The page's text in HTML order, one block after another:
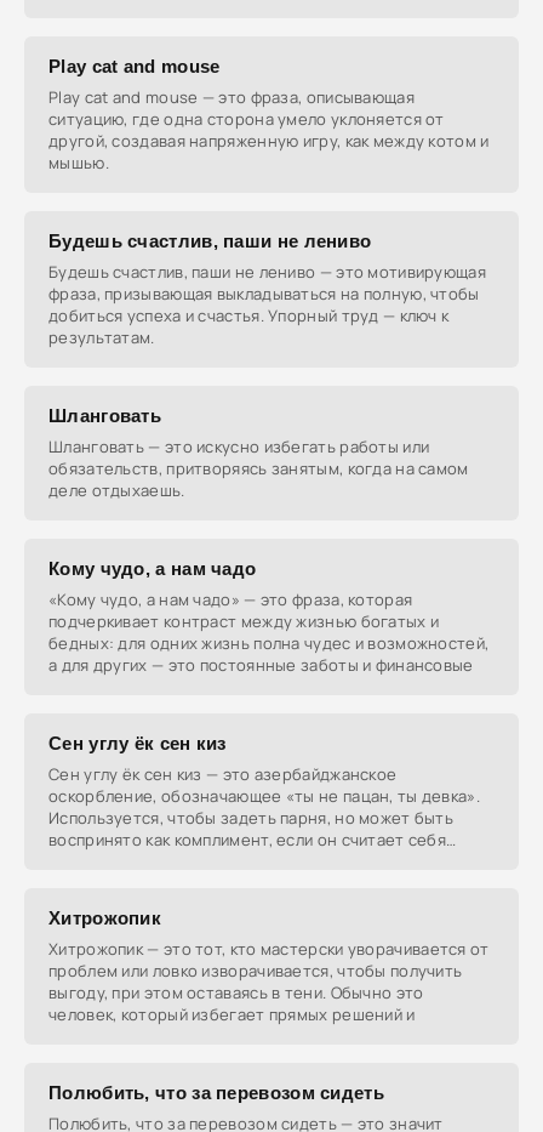
Play cat and mouse
Play cat and mouse — это фраза, описывающая
ситуацию, где одна сторона умело уклоняется от
другой, создавая напряженную игру, как между котом и
мышью.
Будешь счастлив, паши не лениво
Будешь счастлив, паши не лениво — это мотивирующая
фраза, призывающая выкладываться на полную, чтобы
добиться успеха и счастья. Упорный труд — ключ к
результатам.
Шланговать
Шланговать — это искусно избегать работы или
обязательств, притворяясь занятым, когда на самом
деле отдыхаешь.
Кому чудо, а нам чадо
«Кому чудо, а нам чадо» — это фраза, которая
подчеркивает контраст между жизнью богатых и
бедных: для одних жизнь полна чудес и возможностей,
а для других — это постоянные заботы и финансовые
Сен углу ёк сен киз
Сен углу ёк сен киз — это азербайджанское
оскорбление, обозначающее «ты не пацан, ты девка».
Используется, чтобы задеть парня, но может быть
воспринято как комплимент, если он считает себя
Хитрожопик
Хитрожопик — это тот, кто мастерски уворачивается от
проблем или ловко изворачивается, чтобы получить
выгоду, при этом оставаясь в тени. Обычно это
человек, который избегает прямых решений и
Полюбить, что за перевозом сидеть
Полюбить, что за перевозом сидеть — это значит